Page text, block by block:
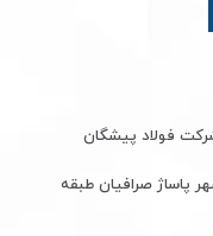
شرکت فولاد پیشگان
پاساژ صرافیان طبقه